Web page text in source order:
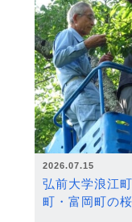
2026.07.15
弘前大学浪江
町・富岡町の